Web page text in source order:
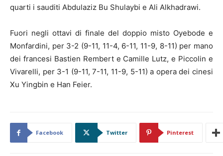
quarti i sauditi Abdulaziz Bu Shulaybi e Ali Alkhadrawi.
Fuori negli ottavi di finale del doppio misto Oyebode e
Monfardini, per 3-2 (9-11, 11-4, 6-11, 11-9, 8-11) per mano
dei francesi Bastien Rembert e Camille Lutz, e Piccolin e
Vivarelli, per 3-1 (9-11, 7-11, 11-9, 5-11) a opera dei cinesi
Xu Yingbin e Han Feier.
Facebook Twitter Pinterest